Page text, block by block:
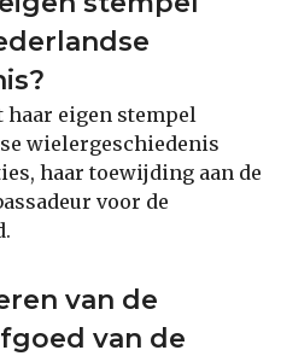
haar eigen stempel
wielergeschiedenis
haar toewijding aan de
voor de
van de
van de